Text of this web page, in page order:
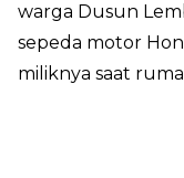
warga Dusun
sepeda motor
miliknya saat